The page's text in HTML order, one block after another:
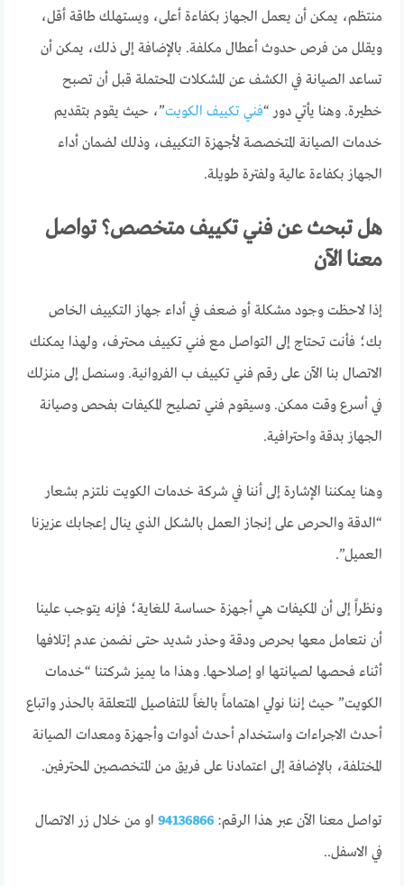
منتظم، يمكن أن يعمل الجهاز بكفاءة أعلى، ويستهلك طاقة أقل،
ويقلل من فرص حدوث أعطال مكلفة. بالإضافة إلى ذلك، يمكن أن
تساعد الصيانة في الكشف عن المشكلات المحتملة قبل أن تصبح
خطيرة. وهنا يأتي دور “فني تكييف الكويت”، حيث يقوم بتقديم
خدمات الصيانة المتخصصة لأجهزة التكييف، وذلك لضمان أداء
الجهاز بكفاءة عالية ولفترة طويلة.
هل تبحث عن فني تكييف متخصص؟ تواصل
معنا الآن
إذا لاحظت وجود مشكلة أو ضعف في أداء جهاز التكييف الخاص
بك؛ فأنت تحتاج إلى التواصل مع فني تكييف محترف، ولهذا يمكنك
الاتصال بنا الآن على رقم فني تكييف ب الفروانية. وسنصل إلى منزلك
في أسرع وقت ممكن. وسيقوم فني تصليح المكيفات بفحص وصيانة
الجهاز بدقة واحترافية.
وهنا يمكننا الإشارة إلى أننا في شركة خدمات الكويت نلتزم بشعار
“الدقة والحرص على إنجاز العمل بالشكل الذي ينال إعجابك عزيزنا
العميل”.
ونظراً إلى أن المكيفات هي أجهزة حساسة للغاية؛ فإنه يتوجب علينا
أن نتعامل معها بحرص ودقة وحذر شديد حتى نضمن عدم إتلافها
أثناء فحصها لصيانتها او إصلاحها. وهذا ما يميز شركتنا “خدمات
الكويت” حيث إننا نولي اهتماماً بالغاً للتفاصيل المتعلقة بالحذر واتباع
أحدث الاجراءات واستخدام أحدث أدوات وأجهزة ومعدات الصيانة
المختلفة، بالإضافة إلى اعتمادنا على فريق من المتخصصين المحترفين.
تواصل معنا الآن عبر هذا الرقم:94136866 او من خلال زر الاتصال
في الاسفل..